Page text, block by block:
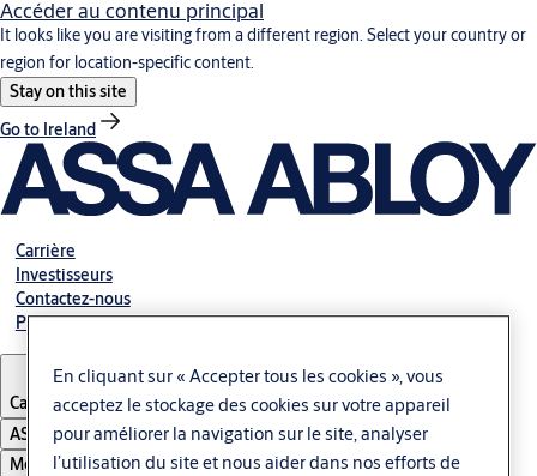
Accéder au contenu principal
It looks like you are visiting from a different region. Select your country or
region for location-specific content.
Stay on this site
Go to Ireland
Carrière
Investisseurs
Contactez-nous
Payer votre facture
Canada·Français
ASSA ABLOY Group
Menu
En cliquant sur « Accepter tous les cookies », vous
acceptez le stockage des cookies sur votre appareil
pour améliorer la navigation sur le site, analyser
l’utilisation du site et nous aider dans nos efforts de